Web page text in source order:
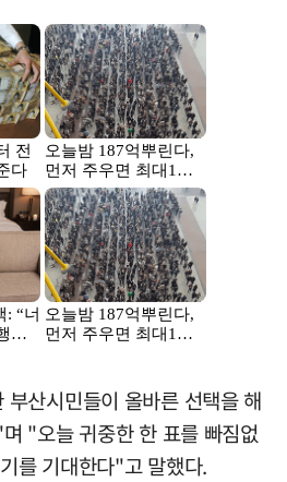
산시민들이 올바른 선택을 해
"오늘 귀중한 한 표를 빠짐없
를 기대한다"고 말했다.